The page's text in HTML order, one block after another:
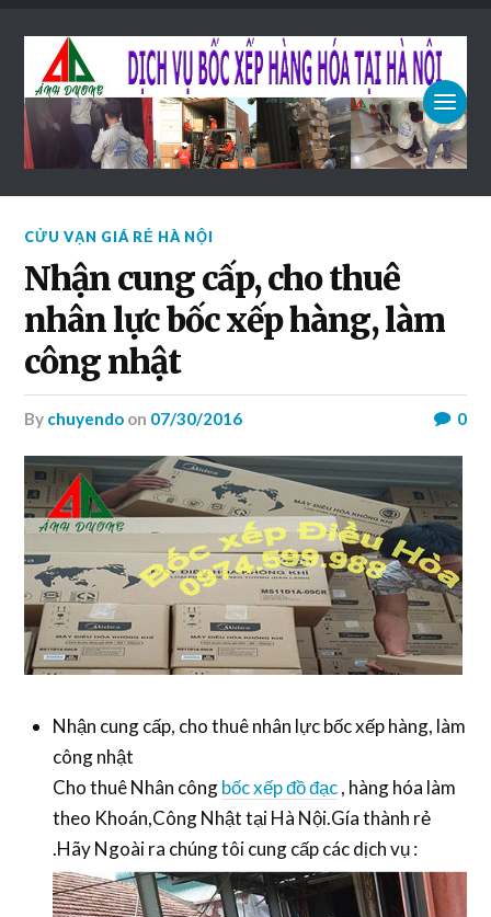
CỬU VẠN GIÁ RẺ HÀ NỘI
Nhận cung cấp, cho thuê
nhân lực bốc xếp hàng, làm
công nhật
by chuyendo on 07/30/2016 0
Nhận cung cấp, cho thuê nhân lực bốc xếp hàng, làm
công nhật
Cho thuê Nhân côngbốc xếp đồ đạc, hàng hóa làm
theo Khoán,Công Nhật tại Hà Nội.Gía thành rẻ
.Hãy Ngoài ra chúng tôi cung cấp các dịch vụ :